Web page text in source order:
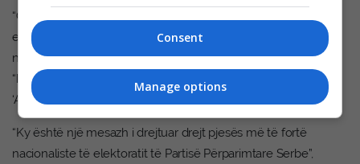
“Gjithmonë llogarisni në ne, që ta udhëhiqni atdheun tonë
edhe për një kohë të gjatë. Prej kohësh, Serbia nuk ka pasur
një udhëheqës të tillë, vizionar”, tha Mijoviq, duke shtuar se
“kolegjiumi ka vendosur t’i japë presidentit pseudonimin
‘Aleksandri i Madh’”.
“Ky është një mesazh i drejtuar drejt pjesës më të fortë
nacionaliste të elektoratit të Partisë Përparimtare Serbe”,
Consent
Manage options